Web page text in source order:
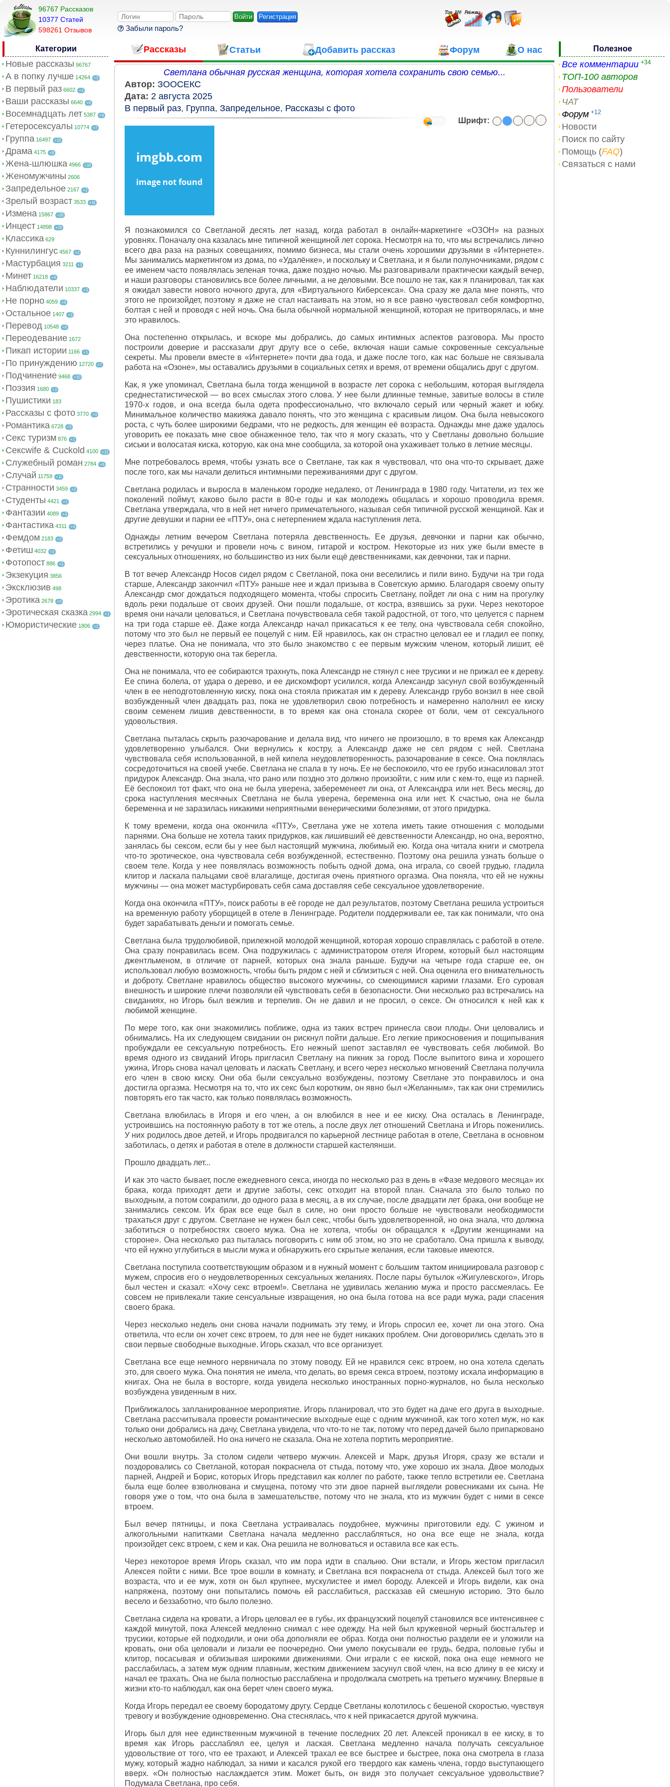
96767 Рассказов
10377 Cтатей
598261 Отзывов
Регистрация
Забыли пароль?
Категории
Новые рассказы 96767
А в попку лучше 14264 +5
В первый раз 6602 +2
Ваши рассказы 6640 +6
Восемнадцать лет 5387 +4
Гетеросексуалы 10774 +7
Группа 16497 +15
Драма 4175 +8
Жена-шлюшка 4966 +18
Женомужчины 2606
Запредельное 2167 +2
Зрелый возраст 3533 +11
Измена 15867 +20
Инцест 14898 +15
Классика 629
Куннилингус 4567 +2
Мастурбация 3211 +3
Минет 16218 +6
Наблюдатели 10337 +3
Не порно 4059 +9
Остальное 1407 +3
Перевод 10548 +6
Переодевание 1672
Пикап истории 1166 +1
По принуждению 12720 +7
Подчинение 9468 +10
Поэзия 1680 +2
Пушистики 183
Рассказы с фото 3770 +3
Романтика 6728 +5
Секс туризм 876 +1
Сексwife & Cuckold 4100 +12
Служебный роман 2784 +6
Случай 11759 +11
Странности 3459 +2
Студенты 4421 +1
Фантазии 4089 +3
Фантастика 4311 +4
Фемдом 2183 +2
Фетиш 4032 +2
Фотопост 886 +1
Экзекуция 3856
Эксклюзив 498
Эротика 2678 +5
Эротическая сказка 2994 +1
Юмористические 1806 +2
Рассказы Статьи Добавить рассказ Форум О нас
Светлана обычная русская женщина, которая хотела сохранить свою семью...
Автор: ЗООСЕКС
Дата: 2 августа 2025
В первый раз, Группа, Запредельное, Рассказы с фото
Шрифт:
Я познакомился со Светланой десять лет назад, когда работал в онлайн-маркетинге «ОЗОН» на разных
уровнях. Поначалу она казалась мне типичной женщиной лет сорока. Несмотря на то, что мы встречались лично
всего два раза на разных совещаниях, помимо бизнеса, мы стали очень хорошими друзьями в «Интернете».
Мы занимались маркетингом из дома, по «Удалёнке», и поскольку и Светлана, и я были полуночниками, рядом с
ее именем часто появлялась зеленая точка, даже поздно ночью. Мы разговаривали практически каждый вечер,
и наши разговоры становились все более личными, а не деловыми. Все пошло не так, как я планировал, так как
я ожидал завести нового ночного друга, для «Виртуального Киберсекса». Она сразу же дала мне понять, что
этого не произойдет, поэтому я даже не стал настаивать на этом, но я все равно чувствовал себя комфортно,
болтая с ней и проводя с ней ночь. Она была обычной нормальной женщиной, которая не притворялась, и мне
это нравилось.
Она постепенно открылась, и вскоре мы добрались, до самых интимных аспектов разговора. Мы просто
построили доверие и рассказали друг другу все о себе, включая наши самые сокровенные сексуальные
секреты. Мы провели вместе в «Интернете» почти два года, и даже после того, как нас больше не связывала
работа на «Озоне», мы оставались друзьями в социальных сетях и время, от времени общались друг с другом.
Как, я уже упоминал, Светлана была тогда женщиной в возрасте лет сорока с небольшим, которая выглядела
среднестатистической — во всех смыслах этого слова. У нее были длинные темные, завитые волосы в стиле
1970-х годов, и она всегда была одета профессионально, что включало серый или черный жакет и юбку.
Минимальное количество макияжа давало понять, что это женщина с красивым лицом. Она была невысокого
роста, с чуть более широкими бедрами, что не редкость, для женщин её возраста. Однажды мне даже удалось
уговорить ее показать мне свое обнаженное тело, так что я могу сказать, что у Светланы довольно большие
сиськи и волосатая киска, которую, как она мне сообщила, за которой она ухаживает только в летние месяцы.
Мне потребовалось время, чтобы узнать все о Светлане, так как я чувствовал, что она что-то скрывает, даже
после того, как мы начали делиться интимными переживаниями друг с другом.
Светлана родилась и выросла в маленьком городке недалеко, от Ленинграда в 1980 году. Читатели, из тех же
поколений поймут, каково было расти в 80-е годы и как молодежь общалась и хорошо проводила время.
Светлана утверждала, что в ней нет ничего примечательного, называя себя типичной русской женщиной. Как и
другие девушки и парни ее «ПТУ», она с нетерпением ждала наступления лета.
Однажды летним вечером Светлана потеряла девственность. Ее друзья, девчонки и парни как обычно,
встретились у речушки и провели ночь с вином, гитарой и костром. Некоторые из них уже были вместе в
сексуальных отношениях, но большинство из них были ещё девственниками, как девчонки, так и парни.
В тот вечер Александр Носов сидел рядом с Светланой, пока они веселились и пили вино. Будучи на три года
старше, Александр закончил «ПТУ» раньше нее и ждал призыва в Советскую армию. Благодаря своему опыту
Александр смог дождаться подходящего момента, чтобы спросить Светлану, пойдет ли она с ним на прогулку
вдоль реки подальше от своих друзей. Они пошли подальше, от костра, взявшись за руки. Через некоторое
время они начали целоваться, и Светлана почувствовала себя такой радостной, от того, что целуется с парнем
на три года старше её. Даже когда Александр начал прикасаться к ее телу, она чувствовала себя спокойно,
потому что это был не первый ее поцелуй с ним. Ей нравилось, как он страстно целовал ее и гладил ее попку,
через платье. Она не понимала, что это было знакомство с ее первым мужским членом, который лишит, её
девственности, которую она так берегла.
Она не понимала, что ее собираются трахнуть, пока Александр не стянул с нее трусики и не прижал ее к дереву.
Ее спина болела, от удара о дерево, и ее дискомфорт усилился, когда Александр засунул свой возбужденный
член в ее неподготовленную киску, пока она стояла прижатая им к дереву. Александр грубо вонзил в нее свой
возбужденный член двадцать раз, пока не удовлетворил свою потребность и намеренно наполнил ее киску
своим семенем лишив девственности, в то время как она стонала скорее от боли, чем от сексуального
удовольствия.
Светлана пыталась скрыть разочарование и делала вид, что ничего не произошло, в то время как Александр
удовлетворенно улыбался. Они вернулись к костру, а Александр даже не сел рядом с ней. Светлана
чувствовала себя использованной, в ней кипела неудовлетворенность, разочарование в сексе. Она поклялась
сосредоточиться на своей учебе. Светлана не спала в ту ночь. Ее не беспокоило, что ее грубо изнасиловал этот
придурок Александр. Она знала, что рано или поздно это должно произойти, с ним или с кем-то, еще из парней.
Её беспокоил тот факт, что она не была уверена, забеременеет ли она, от Александра или нет. Весь месяц, до
срока наступления месячных Светлана не была уверена, беременна она или нет. К счастью, она не была
беременна и не заразилась никакими неприятными венерическими болезнями, от этого придурка.
К тому времени, когда она окончила «ПТУ», Светлана уже не хотела иметь такие отношения с молодыми
парнями. Она больше не хотела таких придурков, как лишивший её девственности Александр, но она, вероятно,
занялась бы сексом, если бы у нее был настоящий мужчина, любимый ею. Когда она читала книги и смотрела
что-то эротическое, она чувствовала себя возбужденной, естественно. Поэтому она решила узнать больше о
своем теле. Когда у нее появлялась возможность побыть одной дома, она играла, со своей грудью, гладила
клитор и ласкала пальцами своё влагалище, достигая очень приятного оргазма. Она поняла, что ей не нужны
мужчины — она может мастурбировать себя сама доставляя себе сексуальное удовлетворение.
Когда она окончила «ПТУ», поиск работы в её городе не дал результатов, поэтому Светлана решила устроиться
на временную работу уборщицей в отеле в Ленинграде. Родители поддерживали ее, так как понимали, что она
будет зарабатывать деньги и помогать семье.
Светлана была трудолюбивой, прилежной молодой женщиной, которая хорошо справлялась с работой в отеле.
Она сразу понравилась всем. Она подружилась с администратором отеля Игорем, который был настоящим
джентльменом, в отличие от парней, которых она знала раньше. Будучи на четыре года старше ее, он
использовал любую возможность, чтобы быть рядом с ней и сблизиться с ней. Она оценила его внимательность
и доброту. Светлане нравилось общество высокого мужчины, со смеющимися карими глазами. Его суровая
внешность и широкие плечи позволяли ей чувствовать себя в безопасности. Они несколько раз встречались на
свиданиях, но Игорь был вежлив и терпелив. Он не давил и не просил, о сексе. Он относился к ней как к
любимой женщине.
По мере того, как они знакомились поближе, одна из таких встреч принесла свои плоды. Они целовались и
обнимались. На их следующем свидании он рискнул пойти дальше. Его легкие прикосновения и пощипывания
пробуждали ее сексуальную потребность. Его нежный шепот заставлял ее чувствовать себя любимой. Во
время одного из свиданий Игорь пригласил Светлану на пикник за город. После выпитого вина и хорошего
ужина, Игорь снова начал целовать и ласкать Светлану, и всего через несколько мгновений Светлана получила
его член в свою киску. Они оба были сексуально возбуждены, поэтому Светлане это понравилось и она
достигла оргазма. Несмотря на то, что их секс был коротким, он явно был «Желанным», так как они стремились
повторять его так часто, как только появлялась возможность.
Светлана влюбилась в Игоря и его член, а он влюбился в нее и ее киску. Она осталась в Ленинграде,
устроившись на постоянную работу в тот же отель, а после двух лет отношений Светлана и Игорь поженились.
У них родилось двое детей, и Игорь продвигался по карьерной лестнице работая в отеле, Светлана в основном
заботилась, о детях и работая в отеле в должности старшей кастелянши.
Прошло двадцать лет...
И как это часто бывает, после ежедневного секса, иногда по несколько раз в день в «Фазе медового месяца» их
брака, когда приходят дети и другие заботы, секс отходит на второй план. Сначала это было только по
выходным, а потом сократили, до одного раза в месяц, а в их случае, после двадцати лет брака, они вообще не
занимались сексом. Их брак все еще был в силе, но они просто больше не чувствовали необходимости
трахаться друг с другом. Светлане не нужен был секс, чтобы быть удовлетворенной, но она знала, что должна
заботиться о потребностях своего мужа. Она не хотела, чтобы он обращался к «Другим женщинами на
стороне». Она несколько раз пыталась поговорить с ним об этом, но это не сработало. Она пришла к выводу,
что ей нужно углубиться в мысли мужа и обнаружить его скрытые желания, если таковые имеются.
Светлана поступила соответствующим образом и в нужный момент с большим тактом инициировала разговор с
мужем, спросив его о неудовлетворенных сексуальных желаниях. После пары бутылок «Жигулевского», Игорь
был честен и сказал: «Хочу секс втроем!». Светлана не удивилась желанию мужа и просто рассмеялась. Ее
совсем не привлекали такие сенсуальные извращения, но она была готова на все ради мужа, ради спасения
своего брака.
Через несколько недель они снова начали поднимать эту тему, и Игорь спросил ее, хочет ли она этого. Она
ответила, что если он хочет секс втроем, то для нее не будет никаких проблем. Они договорились сделать это в
свои первые свободные выходные. Игорь сказал, что все организует.
Светлана все еще немного нервничала по этому поводу. Ей не нравился секс втроем, но она хотела сделать
это, для своего мужа. Она понятия не имела, что делать, во время секса втроем, поэтому искала информацию в
книгах. Она не была в восторге, когда увидела несколько иностранных порно-журналов, но была несколько
возбуждена увиденным в них.
Приближалось запланированное мероприятие. Игорь планировал, что это будет на даче его друга в выходные.
Светлана рассчитывала провести романтические выходные еще с одним мужчиной, как того хотел муж, но как
только они добрались на дачу, Светлана увидела, что что-то не так, потому что перед дачей было припарковано
несколько автомобилей. Но она ничего не сказала. Она не хотела портить мероприятие.
Они вошли внутрь. За столом сидели четверо мужчин. Алексей и Марк, друзья Игоря, сразу же встали и
поздоровались со Светланой, которая покраснела от стыда, потому что, уже хорошо их знала. Двое молодых
парней, Андрей и Борис, которых Игорь представил как коллег по работе, также тепло встретили ее. Светлана
была еще более взволнована и смущена, потому что эти двое парней выглядели ровесниками их сына. Не
говоря уже о том, что она была в замешательстве, потому что не знала, кто из мужчин будет с ними в сексе
втроем.
Был вечер пятницы, и пока Светлана устраивалась поудобнее, мужчины приготовили еду. С ужином и
алкогольными напитками Светлана начала медленно расслабляться, но она все еще не знала, когда
произойдет секс втроем, с кем и как. Она решила не волноваться и оставила все как есть.
Через некоторое время Игорь сказал, что им пора идти в спальню. Они встали, и Игорь жестом пригласил
Алексея пойти с ними. Все трое вошли в комнату, и Светлана вся покраснела от стыда. Алексей был того же
возраста, что и ее муж, хотя он был крупнее, мускулистее и имел бороду. Алексей и Игорь видели, как она
напряжена, поэтому они попытались помочь ей расслабиться, рассказав ей смешную историю. Это было
весело и беззаботно, что было полезно.
Светлана сидела на кровати, а Игорь целовал ее в губы, их французский поцелуй становился все интенсивнее с
каждой минутой, пока Алексей медленно снимал с нее одежду. На ней был кружевной черный бюстгальтер и
трусики, которые ей подходили, и они оба дополняли ее образ. Когда они полностью раздели ее и уложили на
кровать, они оба целовали и лизали ее поочередно. Они умело покусывали ее грудь, бедра, половые губы и
клитор, посасывая и облизывая широкими движениями. Они играли с ее киской, пока она еще немного не
расслабилась, а затем муж одним плавным, жестким движением засунул свой член, на всю длину в ее киску и
начал ее трахать. Она не была полностью расслаблена и продолжала смотреть на третьего мужчину. Впервые в
жизни кто-то наблюдал, как она берет член своего мужа.
Когда Игорь передал ее своему бородатому другу. Сердце Светланы колотилось с бешеной скоростью, чувствуя
тревогу и возбуждение одновременно. Она стеснялась, что к ней прикасается другой мужчина.
Игорь был для нее единственным мужчиной в течение последних 20 лет. Алексей проникал в ее киску, в то
время как Игорь расслаблял ее, целуя и лаская. Светлана медленно начала получать сексуальное
удовольствие от того, что ее трахают, и Алексей трахал ее все быстрее и быстрее, пока она смотрела в глаза
мужу, который жадно наблюдал, за ними и касался рукой его твердого как камень члена, гордо выступающего
вверх. «Он полностью наслаждается этим. Может быть, он видя это получает сексуальное удовольствие?
Подумала Светлана, про себя.
Полезное
Все комментарии +34
ТОП-100 авторов
Пользователи
ЧАТ
Форум +12
Новости
Поиск по сайту
Помощь (FAQ)
Связаться с нами